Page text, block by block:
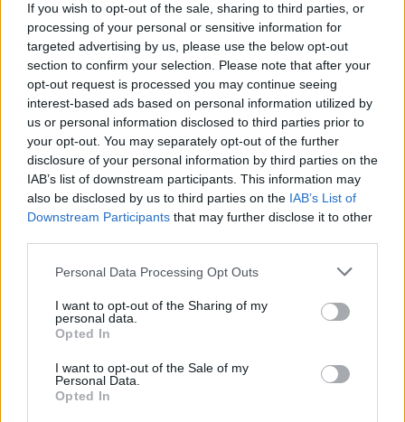
If you wish to opt-out of the sale, sharing to third parties, or
processing of your personal or sensitive information for
targeted advertising by us, please use the below opt-out
section to confirm your selection. Please note that after your
opt-out request is processed you may continue seeing
interest-based ads based on personal information utilized by
us or personal information disclosed to third parties prior to
your opt-out. You may separately opt-out of the further
disclosure of your personal information by third parties on the
IAB’s list of downstream participants. This information may
also be disclosed by us to third parties on the IAB’s List of
Downstream Participants that may further disclose it to other
Personal Data Processing Opt Outs
I want to opt-out of the Sharing of my
personal data.
Opted In
I want to opt-out of the Sale of my
Personal Data.
Opted In
cultures celebrate this festivity. It is very rewarding to learn
about other traditionsand as you dig up a little you will
realize that there is not only New York and its New Year’s Eve
in Times Square but there’s also Medellin which has one of
the most impressive Christmas lighting in the world, and also
in Kyoto despite the fact they don´t share religion, they live
these feast days with great enthusiasm. To help clear the
question of where to travel on Christmas we selected a few
destinations for all tastes. We can assure you that finding
your ideal one will not be difficult.
¿Te imaginas celebrando la Navidad en bikini y a ritmo de
samba? Reserva los días que te mereces y anímate a cruzar el
charco hasta Brasil. Y más concretamente hasta Río de
Janeiro donde estas fiestas se celebran de la forma más
especial. La música, la buena comida y la alegría está más que